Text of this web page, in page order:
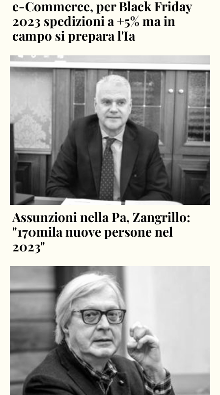
e-Commerce, per Black Friday
2023 spedizioni a +5% ma in
campo si prepara l'Ia
Assunzioni nella Pa, Zangrillo:
"170mila nuove persone nel
2023"